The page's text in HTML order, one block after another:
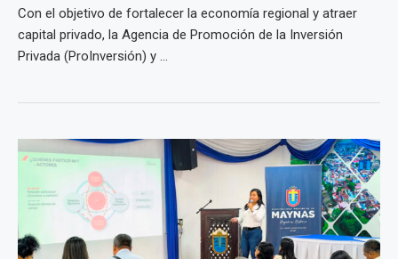
Con el objetivo de fortalecer la economía regional y atraer
capital privado, la Agencia de Promoción de la Inversión
Privada (ProInversión) y ...